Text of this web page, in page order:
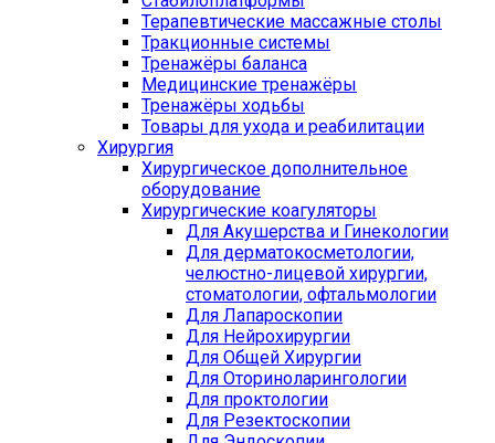
Терапевтические массажные столы
Тракционные системы
Тренажёры баланса
Медицинские тренажёры
Тренажёры ходьбы
Товары для ухода и реабилитации
Хирургия
Хирургическое дополнительное
оборудование
Хирургические коагуляторы
Для Акушерства и Гинекологии
Для дерматокосметологии,
челюстно-лицевой хирургии,
стоматологии, офтальмологии
Для Лапароскопии
Для Нейрохирургии
Для Общей Хирургии
Для Оториноларингологии
Для проктологии
Для Резектоскопии